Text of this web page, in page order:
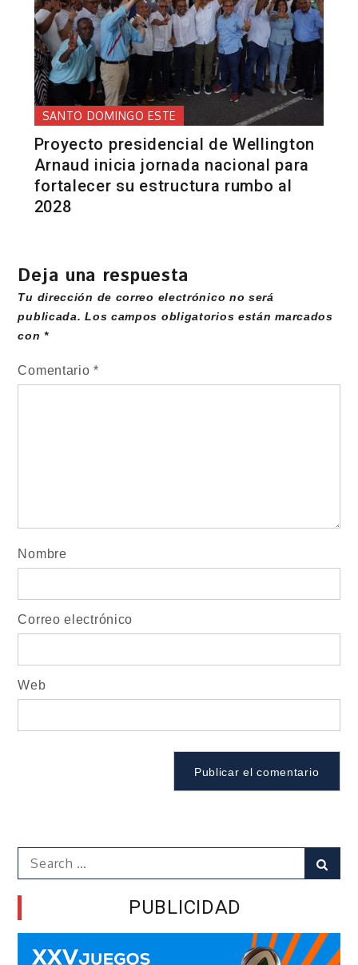
SANTO DOMINGO ESTE
Proyecto presidencial de Wellington
Arnaud inicia jornada nacional para
fortalecer su estructura rumbo al
2028
Deja una respuesta
Tu dirección de correo electrónico no será
publicada. Los campos obligatorios están marcados
con*
Comentario*
Nombre
Correo electrónico
Web
Search
for:
PUBLICIDAD